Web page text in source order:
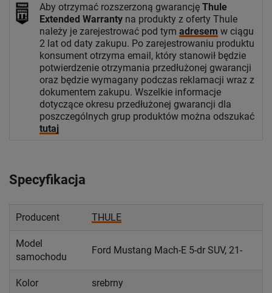
Aby otrzymać rozszerzoną gwarancję Thule
Extended Warranty na produkty z oferty Thule
należy je zarejestrować pod tym adresem w ciągu
2 lat od daty zakupu. Po zarejestrowaniu produktu
konsument otrzyma email, który stanowił będzie
potwierdzenie otrzymania przedłużonej gwarancji
oraz będzie wymagany podczas reklamacji wraz z
dokumentem zakupu. Wszelkie informacje
dotyczące okresu przedłużonej gwarancji dla
poszczególnych grup produktów można odszukać
tutaj
Specyfikacja
Producent THULE
Model
samochodu
Ford Mustang Mach-E 5-dr SUV, 21-
Kolor srebrny